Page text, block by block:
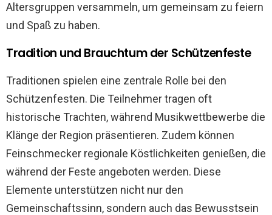
Altersgruppen versammeln, um gemeinsam zu feiern
und Spaß zu haben.
Tradition und Brauchtum der Schützenfeste
Traditionen spielen eine zentrale Rolle bei den
Schützenfesten. Die Teilnehmer tragen oft
historische Trachten, während Musikwettbewerbe die
Klänge der Region präsentieren. Zudem können
Feinschmecker regionale Köstlichkeiten genießen, die
während der Feste angeboten werden. Diese
Elemente unterstützen nicht nur den
Gemeinschaftssinn, sondern auch das Bewusstsein